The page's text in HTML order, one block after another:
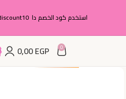
استخدم كود الخصم دا discount10 واحصلي علي خصم %10
0
0,00EGP